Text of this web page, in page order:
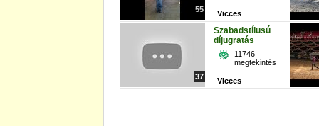
55
37
Vicces
Szabadstílusú
díjugratás
11746
megtekintés
Vicces